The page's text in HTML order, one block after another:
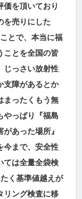
価を頂いており
を売りにした
とで、本当に福
ことを全国の皆
じっさい放射性
支障があるとか
まったくもう無
やっぱり『福島
あった場所』
今まで、安全性
ては全量全袋検
く基準値越えが
リング検査に移